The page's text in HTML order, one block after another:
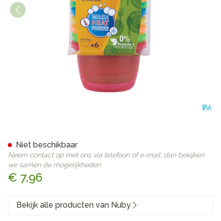
€ 7,96
Niet beschikbaar
Neem contact op met ons via telefoon of e-mail, dan bekijken
we samen de mogelijkheden.
Bekijk alle producten van Nuby